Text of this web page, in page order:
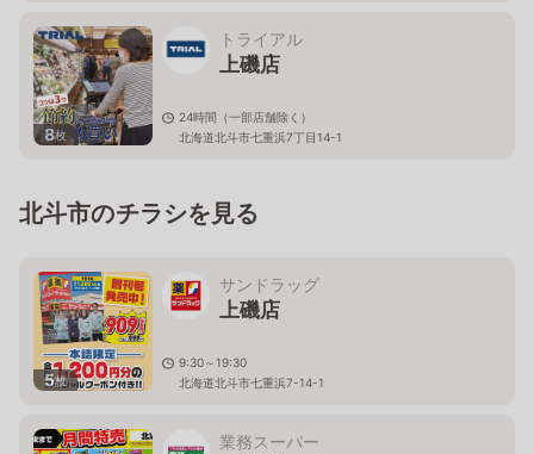
8枚
トライアル
上磯店
24時間（一部店舗除く）
北海道北斗市七重浜7丁目14-1
北斗市のチラシを見る
5枚
サンドラッグ
上磯店
9:30～19:30
北海道北斗市七重浜7-14-1
業務スーパー